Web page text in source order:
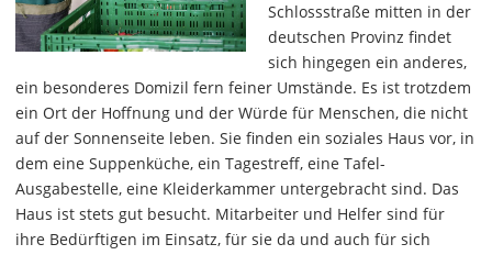
Schlossstraße mitten in der
deutschen Provinz findet
sich hingegen ein anderes,
ein besonderes Domizil fern feiner Umstände. Es ist trotzdem
ein Ort der Hoffnung und der Würde für Menschen, die nicht
auf der Sonnenseite leben. Sie finden ein soziales Haus vor, in
dem eine Suppenküche, ein Tagestreff, eine Tafel-
Ausgabestelle, eine Kleiderkammer untergebracht sind. Das
Haus ist stets gut besucht. Mitarbeiter und Helfer sind für
ihre Bedürftigen im Einsatz, für sie da und auch für sich